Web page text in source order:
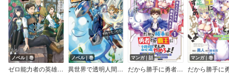
ノベル｜巻
ゼロ能力者の英雄伝説～最強スキルはセーブ＆ロード～
ノベル｜巻
異世界で透明人間～俺が最高の騎士になって君を守る！
マンガ｜話
だから勝手に勇者とか覇王に認定すんのやめろよ！～エルフ族も国王様もひれ伏すほど俺は偉大な役割らしい～ 連載版
マンガ｜巻